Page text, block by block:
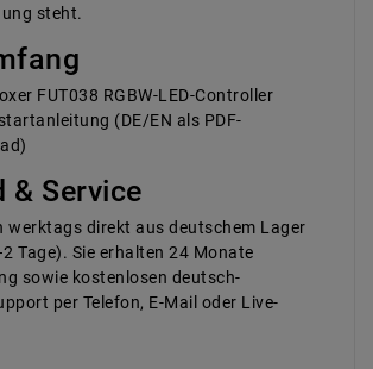
steht.
FUT038 RGBW-LED-Controller
(DE/EN als PDF-
& Service
werktags direkt aus deutschem Lager
Tage). Sie erhalten 24 Monate
sowie kosten­losen deutsch­
per Telefon, E-Mail oder Live-